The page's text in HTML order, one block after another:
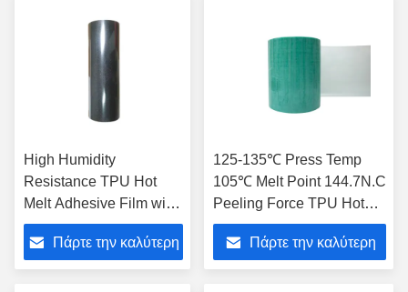
High Humidity
Resistance TPU Hot
Melt Adhesive Film with
144.7N.C Peeling Force
and 105C Melt Point
Πάρτε την καλύτερη
125-135℃ Press Temp
105℃ Melt Point 144.7N.C
Peeling Force TPU Hot
Melt Adhesive Film
Thermoplastic
Polyurethane Adhesive
Πάρτε την καλύτερη